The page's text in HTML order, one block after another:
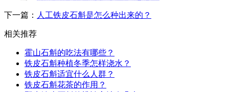
下一篇： 人工铁皮石斛是怎么种出来的？
相关推荐
霍山石斛的吃法有哪些？
铁皮石斛种植冬季怎样浇水？
铁皮石斛适宜什么人群？
铁皮石斛花茶的作用？